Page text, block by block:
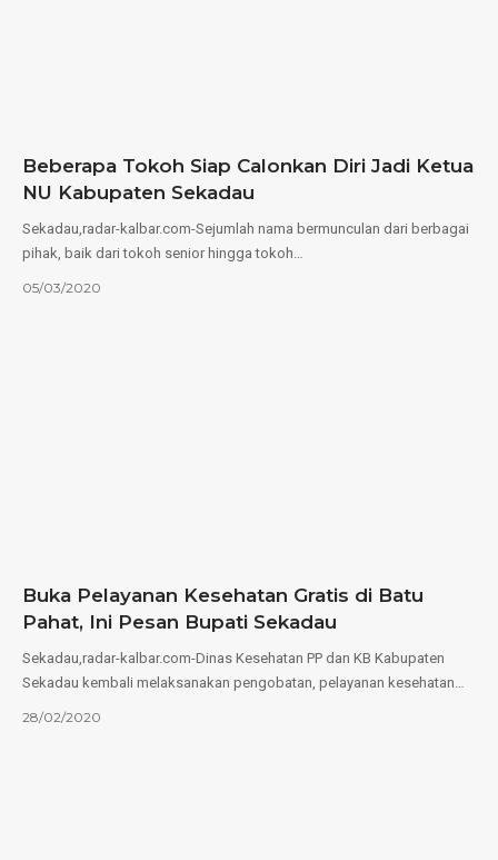
Beberapa Tokoh Siap Calonkan Diri Jadi Ketua
NU Kabupaten Sekadau
Sekadau,radar-kalbar.com-Sejumlah nama bermunculan dari berbagai
pihak, baik dari tokoh senior hingga tokoh…
05/03/2020
Buka Pelayanan Kesehatan Gratis di Batu
Pahat, Ini Pesan Bupati Sekadau
Sekadau,radar-kalbar.com-Dinas Kesehatan PP dan KB Kabupaten
Sekadau kembali melaksanakan pengobatan, pelayanan kesehatan…
28/02/2020